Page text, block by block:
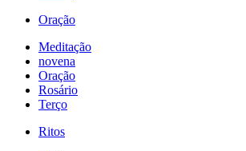
Oração
Meditação
novena
Oração
Rosário
Terço
Ritos